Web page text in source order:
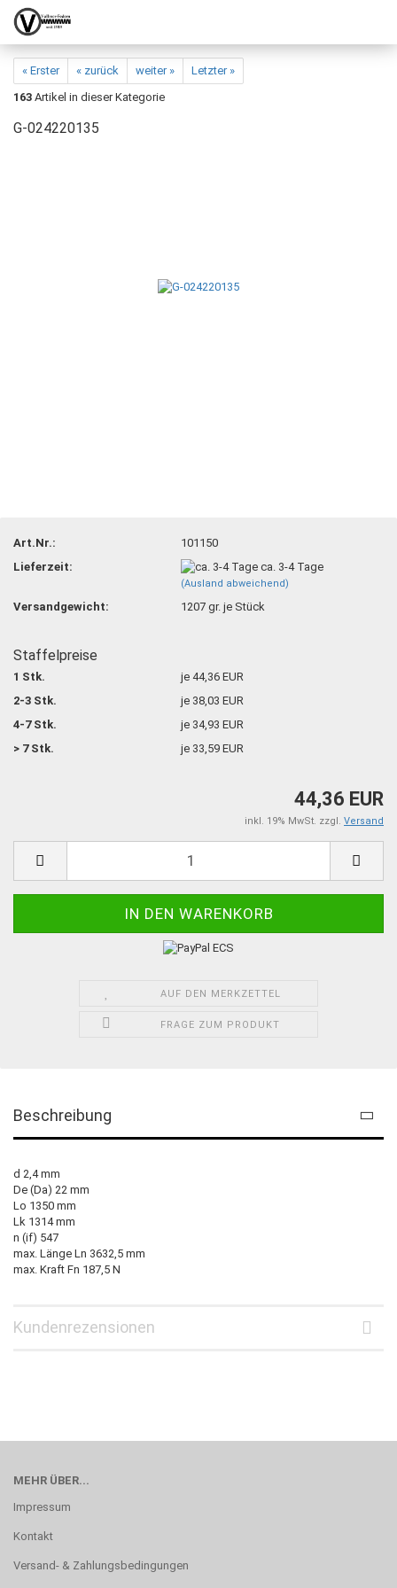
« Erster « zurück weiter »
Letzter »
163 Artikel in dieser Kategorie
G-024220135
Art.Nr.:
101150
Lieferzeit:
ca. 3-4 Tage
(Ausland abweichend)
Versandgewicht: 1207 gr. je Stück
Staffelpreise
1 Stk.
je 44,36 EUR
2-3 Stk.
je 38,03 EUR
4-7 Stk.
je 34,93 EUR
> 7 Stk.
je 33,59 EUR
44,36 EUR
inkl. 19% MwSt. zzgl. Versand
AUF DEN MERKZETTEL
FRAGE ZUM PRODUKT
Beschreibung
d 2,4 mm
De (Da) 22 mm
Lo 1350 mm
Lk 1314 mm
n (if) 547
max. Länge Ln 3632,5 mm
max. Kraft Fn 187,5 N
Kundenrezensionen
MEHR ÜBER...
Impressum
Kontakt
Versand- & Zahlungsbedingungen